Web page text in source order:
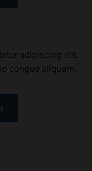
adipiscing elit.
congue aliquam.